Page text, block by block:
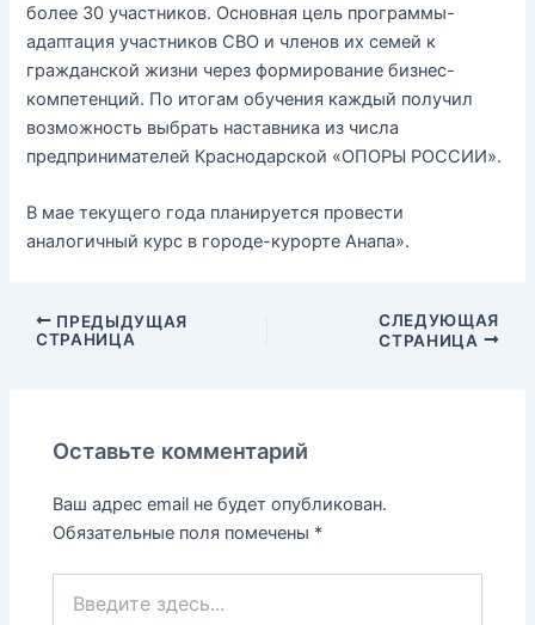
более 30 участников. Основная цель программы-
адаптация участников СВО и членов их семей к
гражданской жизни через формирование бизнес-
компетенций. По итогам обучения каждый получил
возможность выбрать наставника из числа
предпринимателей Краснодарской «ОПОРЫ РОССИИ».
В мае текущего года планируется провести
аналогичный курс в городе-курорте Анапа».
ПРЕДЫДУЩАЯ
СТРАНИЦА
СЛЕДУЮЩАЯ
СТРАНИЦА
Оставьте комментарий
Ваш адрес email не будет опубликован.
Обязательные поля помечены *
здесь...